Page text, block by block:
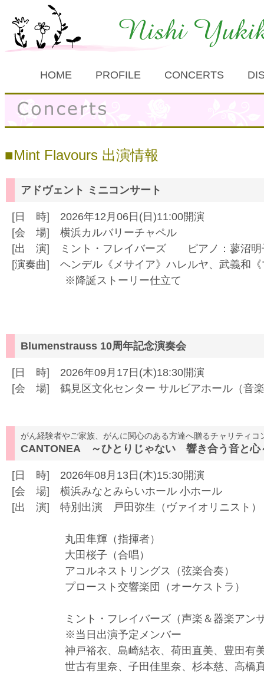
HOME PROFILE CONCERTS
Mint Flavours 出演情報
アドヴェント ミニコンサート
[日 時] 2026年12月06日(日)11:00開演
[会 場] 横浜カルバリーチャペル
[出 演] ミント・フレイバーズ ピアノ：蓼沼明
[演奏曲] ヘンデル《メサイア》ハレルヤ、武義和
※降誕ストーリー仕立て
Blumenstrauss 10周年記念演奏会
[日 時] 2026年09月17日(木)18:30開演
[会 場] 鶴見区文化センター サルビアホール（音
がん経験者やご家族、がんに関心のある方達へ贈るチャリティコ
CANTONEA ～ひとりじゃない 響き合う音と心
[日 時] 2026年08月13日(木)15:30開演
[会 場] 横浜みなとみらいホール 小ホール
[出 演] 特別出演 戸田弥生（ヴァイオリニスト）
丸田隼輝（指揮者）
大田桜子（合唱）
アコルネストリングス（弦楽合奏）
プロースト交響楽団（オーケストラ）
ミント・フレイバーズ（声楽＆器楽アンサ
※当日出演予定メンバー
神戸裕衣、島崎結衣、荷田直美、豊田有美
世古有里奈、子田佳里奈、杉本慈、高橋真